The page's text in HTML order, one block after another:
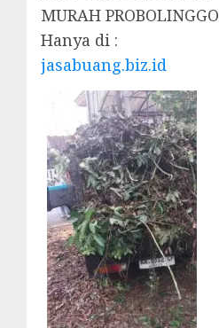
MURAH PROBOLINGGO
Hanya di :
jasabuang.biz.id